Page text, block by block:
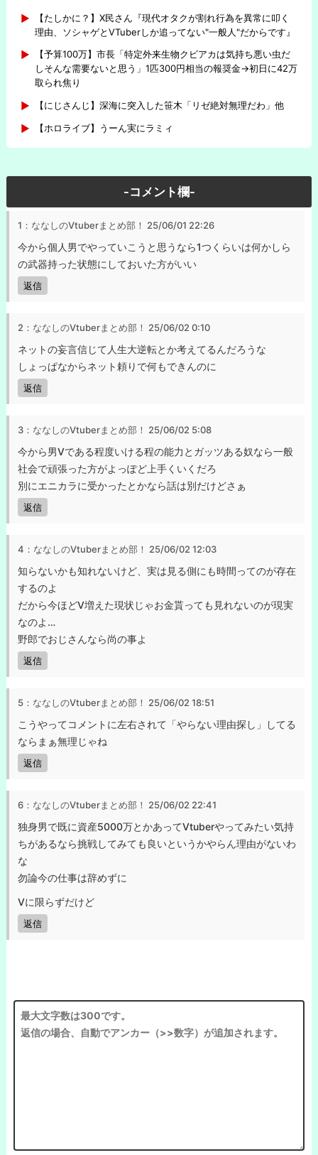
【たしかに？】X民さん『現代オタクが割れ行為を異常に叩く
理由、ソシャゲとVTuberしか追ってない"一般人"だからです』
【予算100万】市長「特定外来生物クビアカは気持ち悪い虫だ
しそんな需要ないと思う」1匹300円相当の報奨金→初日に42万
取られ焦り
【にじさんじ】深海に突入した笹木「リゼ絶対無理だわ」他
【ホロライブ】うーん実にラミィ
-コメント欄-
1：ななしのVtuberまとめ部！ 25/06/01 22:26
今から個人男でやっていこうと思うなら1つくらいは何かしら
の武器持った状態にしておいた方がいい
返信
2：ななしのVtuberまとめ部！ 25/06/02 0:10
ネットの妄言信じて人生大逆転とか考えてるんだろうな
しょっぱなからネット頼りで何もできんのに
返信
3：ななしのVtuberまとめ部！ 25/06/02 5:08
今から男Vである程度いける程の能力とガッツある奴なら一般
社会で頑張った方がよっぽど上手くいくだろ
別にエニカラに受かったとかなら話は別だけどさぁ
返信
4：ななしのVtuberまとめ部！ 25/06/02 12:03
知らないかも知れないけど、実は見る側にも時間ってのが存在
するのよ
だから今ほどV増えた現状じゃお金貰っても見れないのが現実
なのよ…
野郎でおじさんなら尚の事よ
返信
5：ななしのVtuberまとめ部！ 25/06/02 18:51
こうやってコメントに左右されて「やらない理由探し」してる
ならまぁ無理じゃね
返信
6：ななしのVtuberまとめ部！ 25/06/02 22:41
独身男で既に資産5000万とかあってVtuberやってみたい気持
ちがあるなら挑戦してみても良いというかやらん理由がないわ
な
勿論今の仕事は辞めずに
Vに限らずだけど
返信